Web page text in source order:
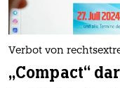
Verbot von
„Compact“